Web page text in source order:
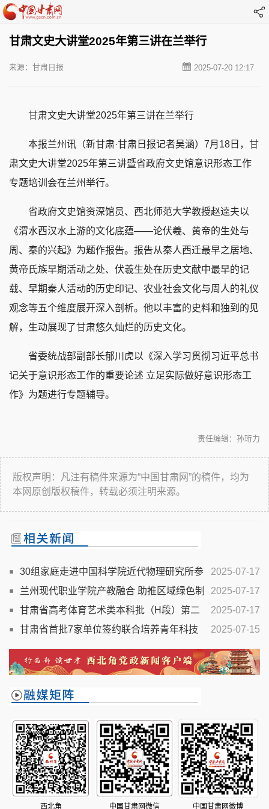
甘肃文史大讲堂2025年第三讲在兰举行
2025-07-20 12:17
来源：甘肃日报
甘肃文史大讲堂2025年第三讲在兰举行
本报兰州讯（新甘肃·甘肃日报记者吴涵）7月18日，甘
肃文史大讲堂2025年第三讲暨省政府文史馆意识形态工作
专题培训会在兰州举行。
省政府文史馆资深馆员、西北师范大学教授赵逵夫以
《渭水西汉水上游的文化底蕴——论伏羲、黄帝的生处与
周、秦的兴起》为题作报告。报告从秦人西迁最早之居地、
黄帝氏族早期活动之处、伏羲生处在历史文献中最早的记
载、早期秦人活动的历史印记、农业社会文化与周人的礼仪
观念等五个维度展开深入剖析。他以丰富的史料和独到的见
解，生动展现了甘肃悠久灿烂的历史文化。
省委统战部副部长郁川虎以《深入学习贯彻习近平总书
记关于意识形态工作的重要论述 立足实际做好意识形态工
作》为题进行专题辅导。
责任编辑：孙珩力
版权声明：凡注有稿件来源为“中国甘肃网”的稿件，均为
本网原创版权稿件，转载必须注明来源。
2025-07-17
30组家庭走进中国科学院近代物理研究所参
观
2025-07-17
兰州现代职业学院产教融合 助推区域绿色制
造人才培养
2025-07-17
甘肃省高考体育艺术类本科批（H段）第二
次征集志愿开始
2025-07-15
甘肃省首批7家单位签约联合培养青年科技
人才
西北角 中国甘肃网微信 中国甘肃网微博